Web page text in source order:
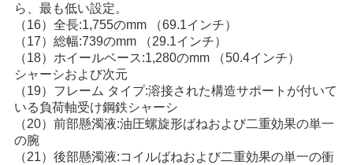
地
図
プ
ラ
ら、最も低い設定。
（16）全長:1,755のmm （69.1インチ）
（17）総幅:739のmm （29.1インチ）
（18）ホイールベース:1,280のmm （50.4インチ）
シャーシおよび次元
（19）フレーム タイプ:溶接された構造サポートが付いて
いる負荷軸受け鋼鉄シャーシ
（20）前部懸濁液:油圧螺旋形ばねおよび二重効果の単一
の腕
（21）後部懸濁液:コイルばねおよび二重効果の単一の衝